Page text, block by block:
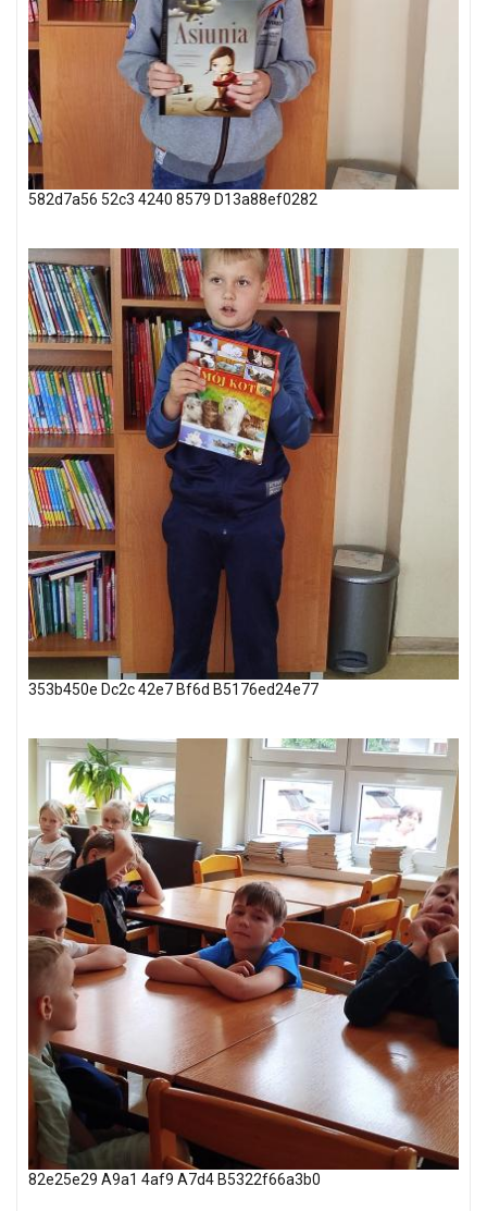
582d7a56 52c3 4240 8579 D13a88ef0282
353b450e Dc2c 42e7 Bf6d B5176ed24e77
82e25e29 A9a1 4af9 A7d4 B5322f66a3b0